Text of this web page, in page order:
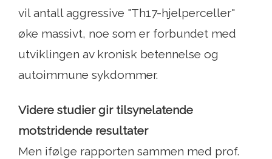
vil antall aggressive "Th17-hjelperceller"
øke massivt, noe som er forbundet med
utviklingen av kronisk betennelse og
autoimmune sykdommer.
Videre studier gir tilsynelatende
motstridende resultater
Men ifølge rapporten sammen med prof.